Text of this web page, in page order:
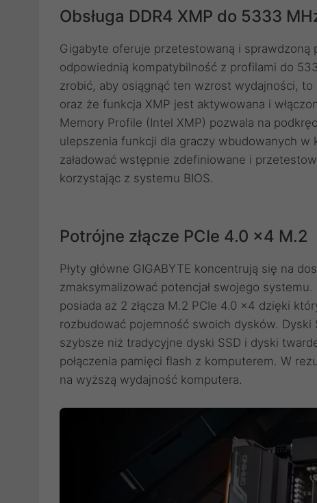
Obsługa DDR4 XMP do 5333
Gigabyte oferuje przetestowaną i sprawdzoną
odpowiednią kompatybilność z profilami do
zrobić, aby osiągnąć ten wzrost wydajności, to
oraz że funkcja XMP jest aktywowana i
Memory Profile (Intel XMP) pozwala na
ulepszenia funkcji dla graczy wbudowanych
załadować wstępnie zdefiniowane i
korzystając z systemu BIOS.
Potrójne złącze PCIe 4.0 x4 M.2
Płyty główne GIGABYTE koncentrują się na
zmaksymalizować potencjał swojego systemu.
posiada aż 2 złącza M.2 PCIe 4.0 x4 dzięki
rozbudować pojemność swoich dysków.
szybsze niż tradycyjne dyski SSD i dyski
połączenia pamięci flash z komputerem. W
na wyższą wydajność komputera.